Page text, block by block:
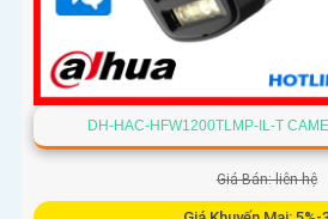
DH-HAC-HFW1200TLMP-IL-T
Giá Bán: liên hệ